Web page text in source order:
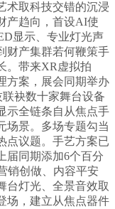
术取科技交错的沉浸
产趋向，首设AI使
显示、专业灯光声
财产集群若何鞭策手
。带来XR虚拟拍
方案，展会同期举办
袂数十家舞台设备
示全链条自从焦点手
场景。多场专题勾当
点议题。手艺方案已
届同期添加6个百分
销创做、内容平安
台灯光、全景音效取
场，建立从焦点器件